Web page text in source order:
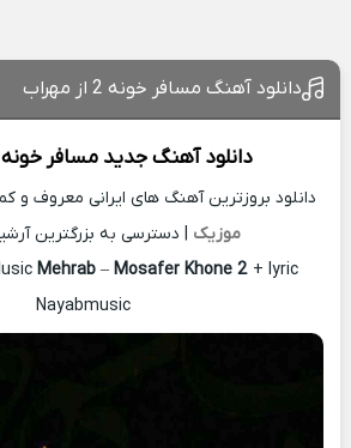
دانلود آهنگ مسافر خونه 2 از مهراب
دانلود آهنگ جدید مسافر خونه 2 از
دانلود بروزترین آهنگ های ایرانی معروف و
موزیک | دسترسی به بزرگترین
Mehrab– Mosafer Khone 2 + lyric
Nayabmusic